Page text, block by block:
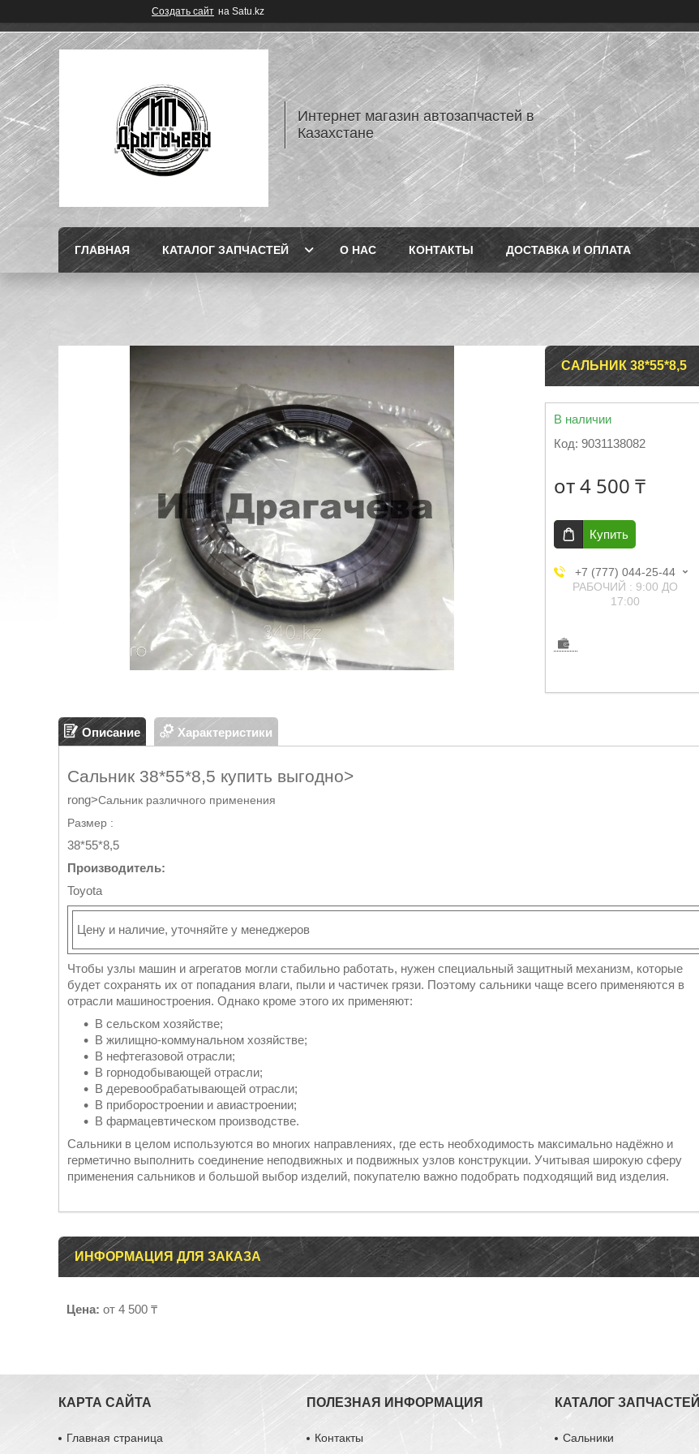
Создать сайт на Satu.kz
Интернет магазин автозапчастей в
Казахстане
ГЛАВНАЯ КАТАЛОГ ЗАПЧАСТЕЙ О НАС КОНТАКТЫ ДОСТАВКА И ОПЛАТА
САЛЬНИК 38*55*8,5
В наличии
Код: 9031138082
от4 500 ₸
Купить
+7 (777) 044-25-44
РАБОЧИЙ : 9:00 ДО
17:00
Описание Характеристики
Сальник 38*55*8,5 купить выгодно>
rong>Сальник различного применения
Размер :
38*55*8,5
Производитель:
Toyota
Цену и наличие, уточняйте у менеджеров
Чтобы узлы машин и агрегатов могли стабильно работать, нужен специальный защитный механизм, которые
будет сохранять их от попадания влаги, пыли и частичек грязи. Поэтому сальники чаще всего применяются в
отрасли машиностроения. Однако кроме этого их применяют:
В сельском хозяйстве;
В жилищно-коммунальном хозяйстве;
В нефтегазовой отрасли;
В горнодобывающей отрасли;
В деревообрабатывающей отрасли;
В приборостроении и авиастроении;
В фармацевтическом производстве.
Сальники в целом используются во многих направлениях, где есть необходимость максимально надёжно и
герметично выполнить соединение неподвижных и подвижных узлов конструкции. Учитывая широкую сферу
применения сальников и большой выбор изделий, покупателю важно подобрать подходящий вид изделия.
ИНФОРМАЦИЯ ДЛЯ ЗАКАЗА
Цена: от 4 500 ₸
КАРТА САЙТА
Главная страница
ПОЛЕЗНАЯ ИНФОРМАЦИЯ
Контакты
КАТАЛОГ ЗАПЧАСТЕЙ
Сальники